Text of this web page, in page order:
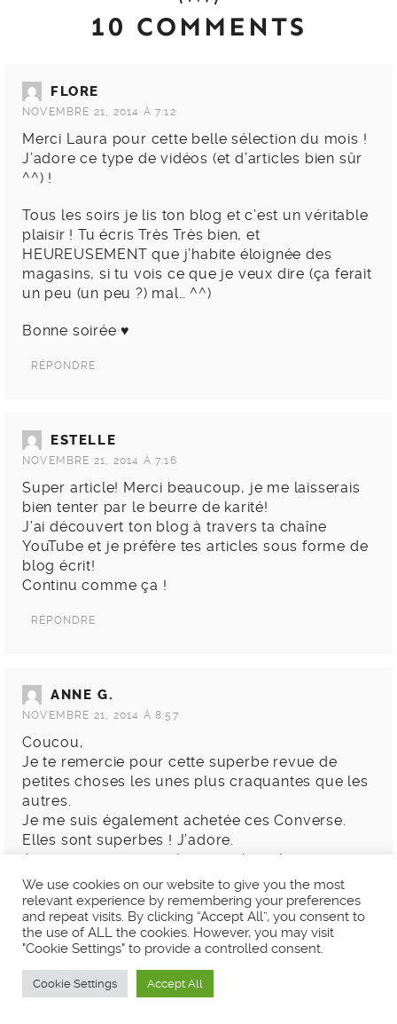
10 COMMENTS
FLORE
NOVEMBRE 21, 2014 À 7:12
Merci Laura pour cette belle sélection du mois !
J’adore ce type de vidéos (et d’articles bien sûr
^^) !
Tous les soirs je lis ton blog et c’est un véritable
plaisir ! Tu écris Très Très bien, et
HEUREUSEMENT que j’habite éloignée des
magasins, si tu vois ce que je veux dire (ça ferait
un peu (un peu ?) mal… ^^)
Bonne soirée ♥
RÉPONDRE
ESTELLE
NOVEMBRE 21, 2014 À 7:16
Super article! Merci beaucoup, je me laisserais
bien tenter par le beurre de karité!
J’ai découvert ton blog à travers ta chaîne
YouTube et je préfère tes articles sous forme de
blog écrit!
Continu comme ça !
RÉPONDRE
ANNE G.
NOVEMBRE 21, 2014 À 8:57
Coucou,
Je te remercie pour cette superbe revue de
petites choses les unes plus craquantes que les
autres.
Je me suis également achetée ces Converse.
Elles sont superbes ! J’adore.
Je vais craquer pour le recourbe-cils.
Je te souhaite une excellente soirée.
Au plaisir de te lire …
RÉPONDRE
We use cookies on our website to give you the most
relevant experience by remembering your preferences
and repeat visits. By clicking “Accept All”, you consent to
the use of ALL the cookies. However, you may visit
"Cookie Settings" to provide a controlled consent.
Cookie Settings Accept All